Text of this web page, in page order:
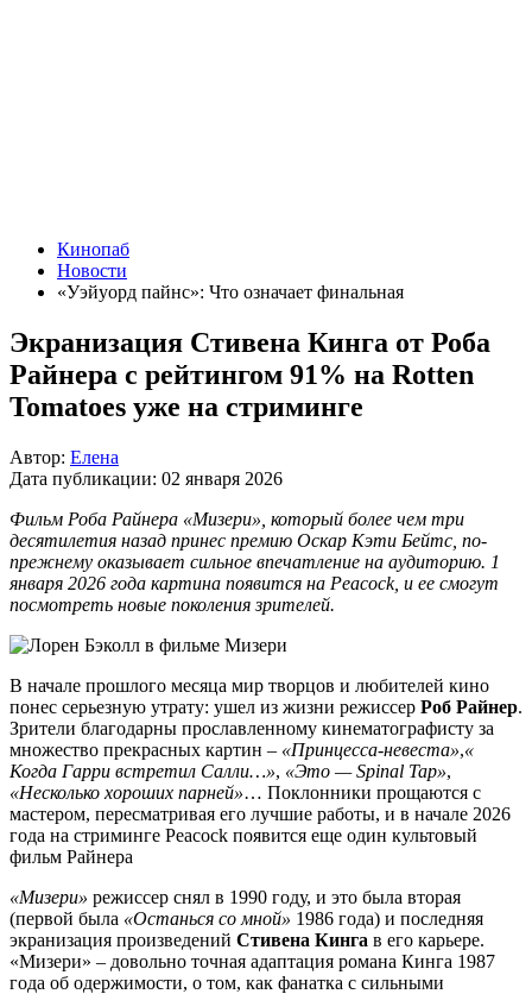
Кинопаб
Новости
«Уэйуорд пайнс»: Что означает финальная
Экранизация Стивена Кинга от Роба
Райнера с рейтингом 91% на Rotten
Tomatoes уже на стриминге
Автор: Елена
Дата публикации: 02 января 2026
Фильм Роба Райнера «Мизери», который более чем три
десятилетия назад принес премию Оскар Кэти Бейтс, по-
прежнему оказывает сильное впечатление на аудиторию. 1
января 2026 года картина появится на Peacock, и ее смогут
посмотреть новые поколения зрителей.
В начале прошлого месяца мир творцов и любителей кино
понес серьезную утрату: ушел из жизни режиссер Роб Райнер.
Зрители благодарны прославленному кинематографисту за
множество прекрасных картин – «Принцесса-невеста»,«
Когда Гарри встретил Салли…», «Это — Spinal Tap»,
«Несколько хороших парней»… Поклонники прощаются с
мастером, пересматривая его лучшие работы, и в начале 2026
года на стриминге Peacock появится еще один культовый
фильм Райнера
«Мизери» режиссер снял в 1990 году, и это была вторая
(первой была «Останься со мной» 1986 года) и последняя
экранизация произведений Стивена Кинга в его карьере.
«Мизери» – довольно точная адаптация романа Кинга 1987
года об одержимости, о том, как фанатка с сильными